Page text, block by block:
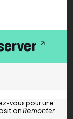
vous pour une
Remonter